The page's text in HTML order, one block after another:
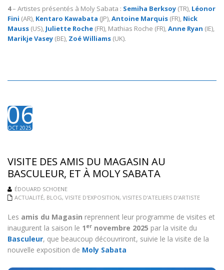
4– Artistes présentés à Moly Sabata : Semiha Berksoy (TR), Léonor
Fini (AR), Kentaro Kawabata (JP),Antoine Marquis (FR), Nick
Mauss (US), Juliette Roche (FR), Mathias Roche (FR),Anne Ryan (IE),
Marikje Vasey (BE), Zoé Williams (UK).
06
OCT 2025
VISITE DES AMIS DU MAGASIN AU
BASCULEUR, ET À MOLY SABATA
ÉDOUARD SCHOENE
ACTUALITÉ, BLOG, VISITE D'EXPOSITION, VISITES D’ATELIERS D’ARTISTE
Les amis du Magasin reprennent leur programme de visites et
inaugurent la saison le 1 er novembre 2025 par la visite du
Basculeur, que beaucoup découvriront, suivie le la visite de la
nouvelle exposition de Moly Sabata